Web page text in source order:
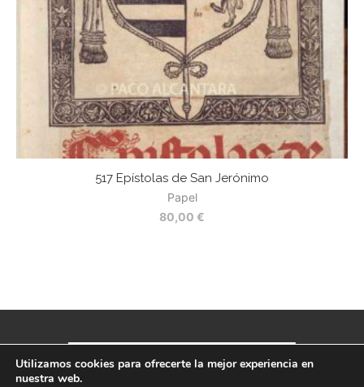
517 Epístolas de San Jerónimo
Papel
80,00 €
Utilizamos cookies para ofrecerte la mejor experiencia en
nuestra web.